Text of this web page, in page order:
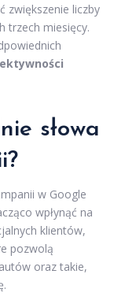
zwiększenie liczby
trzech miesięcy.
słowa
w Google
wpłynąć na
klientów,
pozwolą
oraz takie,